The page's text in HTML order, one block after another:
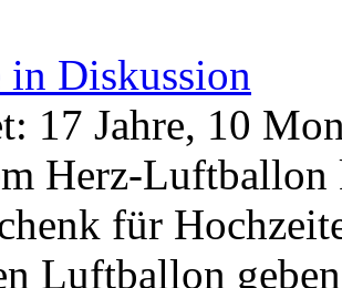
in Diskussion
17 Jahre, 10
Herz-Luftballon
für
Luftballon